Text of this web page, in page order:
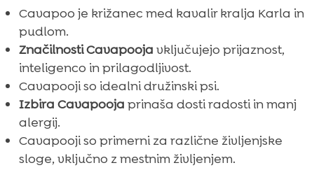
Izbira legla Cavapoojev
 Zaključek
 FAQ
Cavapoo je križanec med kavalir kralja Karla in
pudlom.
Značilnosti Cavapooja vključujejo prijaznost,
inteligenco in prilagodljivost.
Cavapooji so idealni družinski psi.
Izbira Cavapooja prinaša dosti radosti in manj
alergij.
Cavapooji so primerni za različne življenjske
sloge, vključno z mestnim življenjem.